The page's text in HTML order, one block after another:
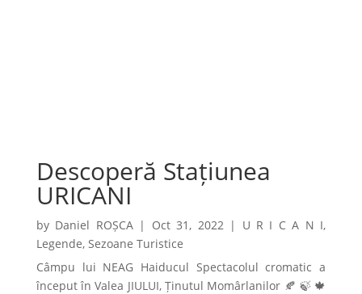
Descoperă Stațiunea
URICANI
by Daniel ROȘCA| Oct 31, 2022 | U R I C A N I,
Legende, Sezoane Turistice
Câmpu lui NEAG Haiducul Spectacolul cromatic a
început în Valea JIULUI, Ținutul Momârlanilor 🍂 🍃 🍁